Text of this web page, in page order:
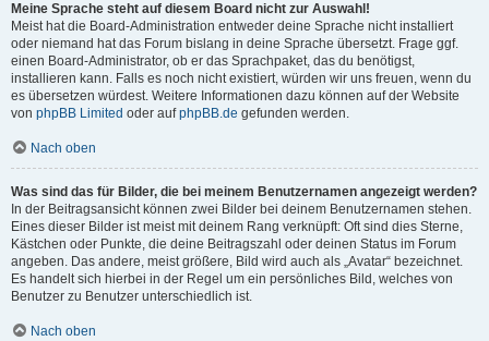
Meine Sprache steht auf diesem Board nicht zur Auswahl!
Meist hat die Board-Administration entweder deine Sprache nicht installiert
oder niemand hat das Forum bislang in deine Sprache übersetzt. Frage ggf.
einen Board-Administrator, ob er das Sprachpaket, das du benötigst,
installieren kann. Falls es noch nicht existiert, würden wir uns freuen, wenn du
es übersetzen würdest. Weitere Informationen dazu können auf der Website
von phpBB Limited oder aufphpBB.de gefunden werden.
Nach oben
Was sind das für Bilder, die bei meinem Benutzernamen angezeigt werden?
In der Beitragsansicht können zwei Bilder bei deinem Benutzernamen stehen.
Eines dieser Bilder ist meist mit deinem Rang verknüpft: Oft sind dies Sterne,
Kästchen oder Punkte, die deine Beitragszahl oder deinen Status im Forum
angeben. Das andere, meist größere, Bild wird auch als „Avatar“ bezeichnet.
Es handelt sich hierbei in der Regel um ein persönliches Bild, welches von
Benutzer zu Benutzer unterschiedlich ist.
Nach oben